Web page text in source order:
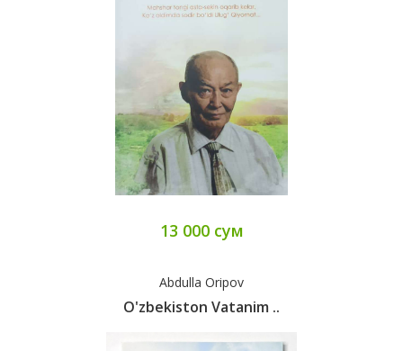
13 000 сум
Abdulla Oripov
O'zbekiston Vatanim ..